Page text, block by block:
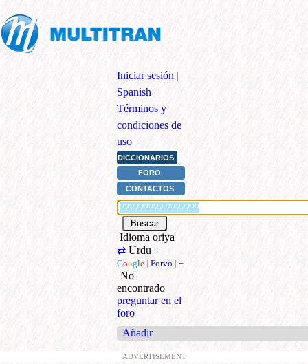
Iniciar sesión |
Spanish |
Términos y
condiciones de
uso
DICCIONARIOS
FORO
CONTACTOS
Idioma oriya
⇄ Urdu +
Google | Forvo | +
No
encontrado
preguntar en el
foro
Añadir
ADVERTISEMENT